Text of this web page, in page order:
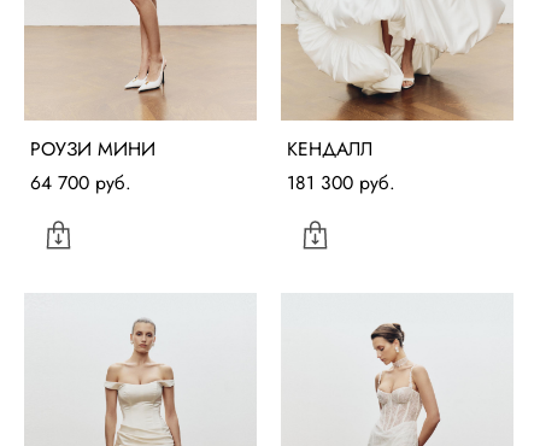
РОУЗИ МИНИ
64 700 pуб.
КЕНДАЛЛ
181 300 pуб.